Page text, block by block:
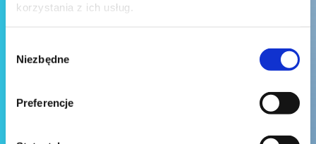
korzystania z ich usług.
zgody
Niezbędne
Preferencje
Wyślij wiadomość